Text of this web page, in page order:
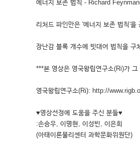
에너지 보존 법칙 - Richard
리처드 파인만은 '에너지 보존 법칙'을
장난감 블록 개수에 빗대어 법칙을 구
***본 영상은 영국왕립연구소(Ri)가
영국왕립연구소(Ri): http://
♥영상선정에 도움을 주신 분들♥
:손승우, 이명현, 이성빈, 이은희
(아태이론물리센터 과학문화위원단)